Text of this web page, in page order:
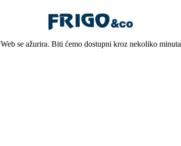
Web se ažurira. Biti ćemo dostupni kroz nekoliko minuta